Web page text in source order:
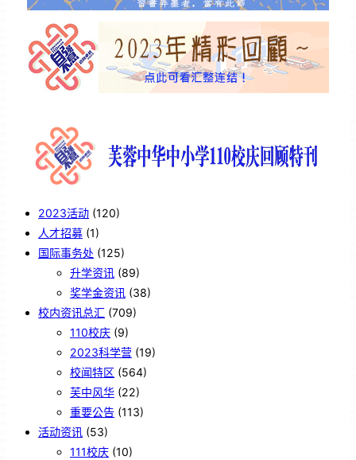
2023活动 (120)
人才招募 (1)
国际事务处 (125)
升学资讯 (89)
奖学金资讯 (38)
校内资讯总汇 (709)
110校庆 (9)
2023科学营 (19)
校闻特区 (564)
芙中风华 (22)
重要公告 (113)
活动资讯 (53)
111校庆 (10)